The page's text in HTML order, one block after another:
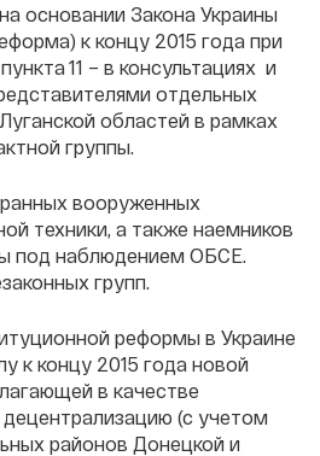
основании Закона Украины
к концу 2015 года при
11 – в консультациях и
отдельных
областей в рамках
группы.
вооруженных
техники, а также наемников
под наблюдением ОБСЕ.
групп.
реформы в Украине
к концу 2015 года новой
в качестве
(с учетом
районов Донецкой и